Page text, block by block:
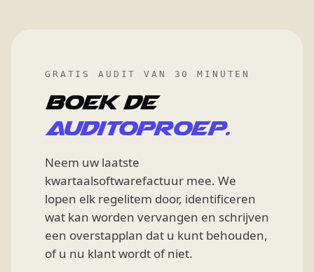
GRATIS AUDIT VAN 30 MINUTEN
Boek de
auditoproep.
Neem uw laatste
kwartaalsoftwarefactuur mee. We
lopen elk regelitem door, identificeren
wat kan worden vervangen en schrijven
een overstapplan dat u kunt behouden,
of u nu klant wordt of niet.